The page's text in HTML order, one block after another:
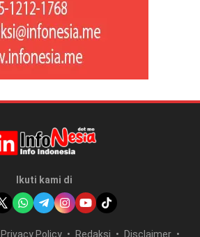
Ikuti kami di
Privacy Policy Redaksi Disclaimer